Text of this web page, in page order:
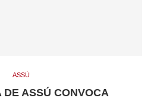
ASSÚ
DE ASSÚ CONVOCA